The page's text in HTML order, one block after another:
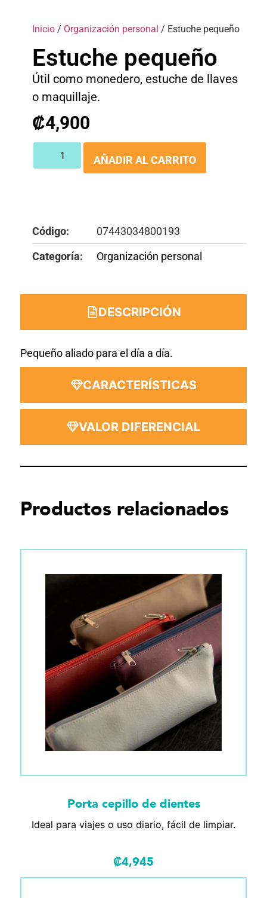
Inicio / Organización personal / Estuche pequeño
Estuche pequeño
Útil como monedero, estuche de llaves
o maquillaje.
₡4,900
AÑADIR AL CARRITO
Código:
07443034800193
Categoría:
Organización personal
DESCRIPCIÓN
CARACTERÍSTICAS
VALOR DIFERENCIAL
Pequeño aliado para el día a día.
Productos relacionados
Porta cepillo de dientes
Ideal para viajes o uso diario, fácil de limpiar.
₡4,945